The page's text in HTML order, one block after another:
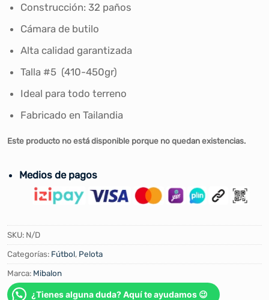
Construcción: 32 paños
Cámara de butilo
Alta calidad garantizada
Talla #5 (410-450gr)
Ideal para todo terreno
Fabricado en Tailandia
Este producto no está disponible porque no quedan existencias.
Medios de pagos
SKU: N/D
Categorías: Fútbol, Pelota
Marca: Mibalon
¿Tienes alguna duda? Aquí te ayudamos 😉